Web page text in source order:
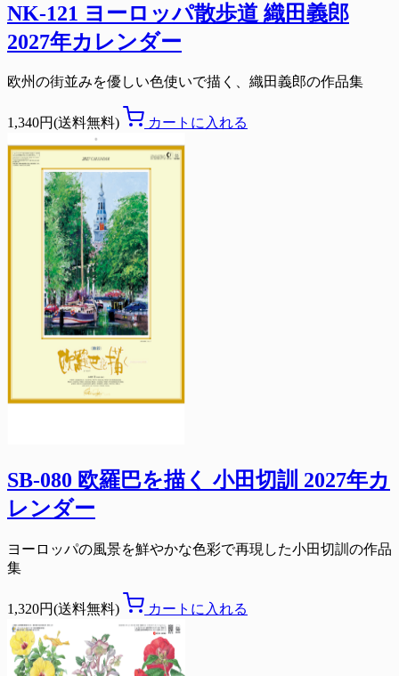
NK-121 ヨーロッパ散歩道 織田義郎
2027年カレンダー
欧州の街並みを優しい色使いで描く、織田義郎の作品集
1,340円(送料無料) カートに入れる
SB-080 欧羅巴を描く 小田切訓 2027年カ
レンダー
ヨーロッパの風景を鮮やかな色彩で再現した小田切訓の作品
集
1,320円(送料無料) カートに入れる